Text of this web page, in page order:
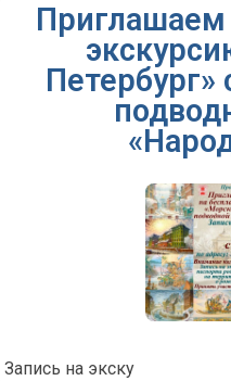
Приглашаем
Запись на экску